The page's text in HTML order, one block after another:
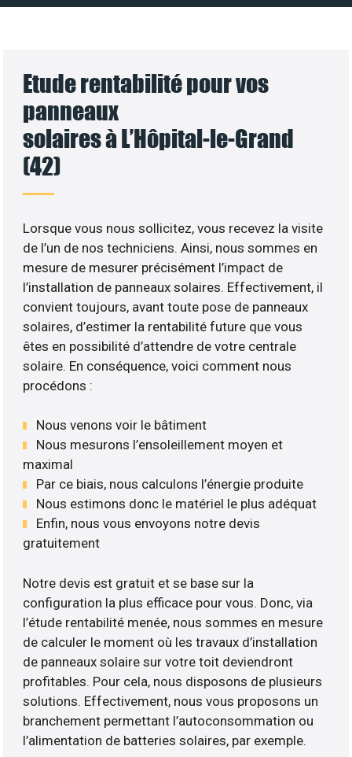
Etude rentabilité pour vos
panneaux
solaires à L’Hôpital-le-Grand
(42)
Lorsque vous nous sollicitez, vous recevez la visite
de l’un de nos techniciens. Ainsi, nous sommes en
mesure de mesurer précisément l’impact de
l’installation de panneaux solaires. Effectivement, il
convient toujours, avant toute pose de panneaux
solaires, d’estimer la rentabilité future que vous
êtes en possibilité d’attendre de votre centrale
solaire. En conséquence, voici comment nous
procédons :
Nous venons voir le bâtiment
Nous mesurons l’ensoleillement moyen et
maximal
Par ce biais, nous calculons l’énergie produite
Nous estimons donc le matériel le plus adéquat
Enfin, nous vous envoyons notre devis
gratuitement
Notre devis est gratuit et se base sur la
configuration la plus efficace pour vous. Donc, via
l’étude rentabilité menée, nous sommes en mesure
de calculer le moment où les travaux d’installation
de panneaux solaire sur votre toit deviendront
profitables. Pour cela, nous disposons de plusieurs
solutions. Effectivement, nous vous proposons un
branchement permettant l’autoconsommation ou
l’alimentation de batteries solaires, par exemple.